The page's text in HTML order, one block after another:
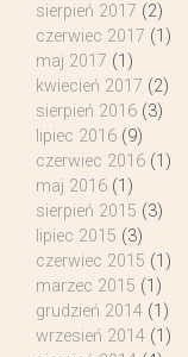
sierpień 2017 (2)
czerwiec 2017 (1)
maj 2017 (1)
kwiecień 2017 (2)
sierpień 2016 (3)
lipiec 2016 (9)
czerwiec 2016 (1)
maj 2016 (1)
sierpień 2015 (3)
lipiec 2015 (3)
czerwiec 2015 (1)
marzec 2015 (1)
grudzień 2014 (1)
wrzesień 2014 (1)